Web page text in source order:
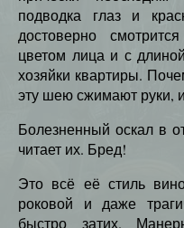
подводка глаз и
достоверно
цветом лица и с
хозяйки квартиры.
эту шею сжимают руки,
Болезненный оскал в
читает их. Бред!
Это всё её стиль
роковой и даже
быстро затих.